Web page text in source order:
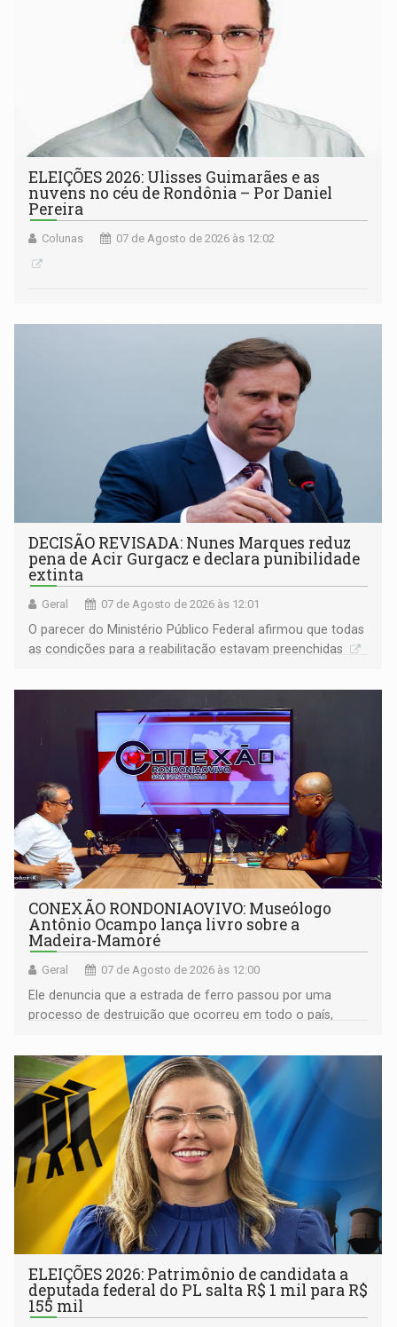
ELEIÇÕES 2026: Ulisses Guimarães e as
nuvens no céu de Rondônia – Por Daniel
Pereira
Colunas 07 de Agosto de 2026 às 12:02
DECISÃO REVISADA: Nunes Marques reduz
pena de Acir Gurgacz e declara punibilidade
extinta
Geral 07 de Agosto de 2026 às 12:01
O parecer do Ministério Público Federal afirmou que todas
as condições para a reabilitação estavam preenchidas
CONEXÃO RONDONIAOVIVO: Museólogo
Antônio Ocampo lança livro sobre a
Madeira-Mamoré
Geral 07 de Agosto de 2026 às 12:00
Ele denuncia que a estrada de ferro passou por uma
processo de destruição que ocorreu em todo o país,
ELEIÇÕES 2026: Patrimônio de candidata a
deputada federal do PL salta R$ 1 mil para R$
155 mil